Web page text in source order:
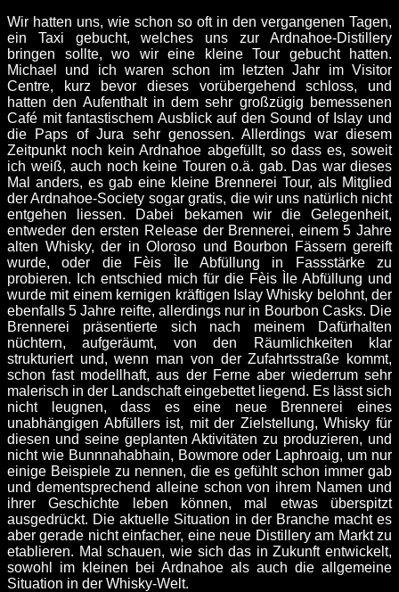
Wir hatten uns, wie schon so oft in den vergangenen Tagen,
ein Taxi gebucht, welches uns zur Ardnahoe-Distillery
bringen sollte, wo wir eine kleine Tour gebucht hatten.
Michael und ich waren schon im letzten Jahr im Visitor
Centre, kurz bevor dieses vorübergehend schloss, und
hatten den Aufenthalt in dem sehr großzügig bemessenen
Café mit fantastischem Ausblick auf den Sound of Islay und
die Paps of Jura sehr genossen. Allerdings war diesem
Zeitpunkt noch kein Ardnahoe abgefüllt, so dass es, soweit
ich weiß, auch noch keine Touren o.ä. gab. Das war dieses
Mal anders, es gab eine kleine Brennerei Tour, als Mitglied
der Ardnahoe-Society sogar gratis, die wir uns natürlich nicht
entgehen liessen. Dabei bekamen wir die Gelegenheit,
entweder den ersten Release der Brennerei, einem 5 Jahre
alten Whisky, der in Oloroso und Bourbon Fässern gereift
wurde, oder die Fèis Ìle Abfüllung in Fassstärke zu
probieren. Ich entschied mich für die Fèis Ìle Abfüllung und
wurde mit einem kernigen kräftigen Islay Whisky belohnt, der
ebenfalls 5 Jahre reifte, allerdings nur in Bourbon Casks. Die
Brennerei präsentierte sich nach meinem Dafürhalten
nüchtern, aufgeräumt, von den Räumlichkeiten klar
strukturiert und, wenn man von der Zufahrtsstraße kommt,
schon fast modellhaft, aus der Ferne aber wiederrum sehr
malerisch in der Landschaft eingebettet liegend. Es lässt sich
nicht leugnen, dass es eine neue Brennerei eines
unabhängigen Abfüllers ist, mit der Zielstellung, Whisky für
diesen und seine geplanten Aktivitäten zu produzieren, und
nicht wie Bunnnahabhain, Bowmore oder Laphroaig, um nur
einige Beispiele zu nennen, die es gefühlt schon immer gab
und dementsprechend alleine schon von ihrem Namen und
ihrer Geschichte leben können, mal etwas überspitzt
ausgedrückt. Die aktuelle Situation in der Branche macht es
aber gerade nicht einfacher, eine neue Distillery am Markt zu
etablieren. Mal schauen, wie sich das in Zukunft entwickelt,
sowohl im kleinen bei Ardnahoe als auch die allgemeine
Situation in der Whisky-Welt.